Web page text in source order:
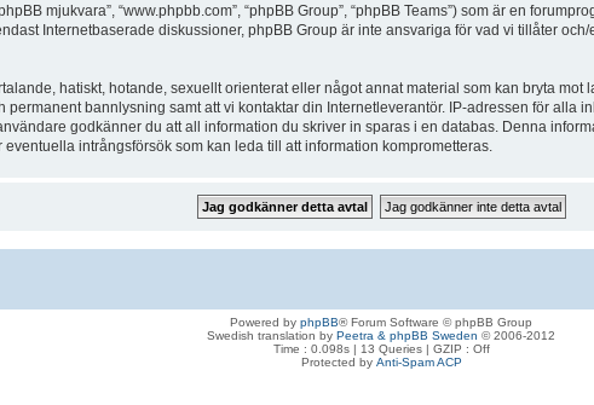
mjukvara”, “www.phpbb.com”, “phpBB Group”, “phpBB Teams”) som är en
Internetbaserade diskussioner, phpBB Group är inte ansvariga för vad vi tillåter
hatiskt, hotande, sexuellt orienterat eller något annat material som kan bryta
bannlysning samt att vi kontaktar din Internetleverantör. IP-adressen för alla
godkänner du att all information du skriver in sparas i en databas. Denna
intrångsförsök som kan leda till att information komprometteras.
Powered by phpBB® Forum Software © phpBB Group
Swedish translation by Peetra & phpBB Sweden © 2006-2012
Time : 0.098s | 13 Queries | GZIP : Off
Protected by Anti-Spam ACP